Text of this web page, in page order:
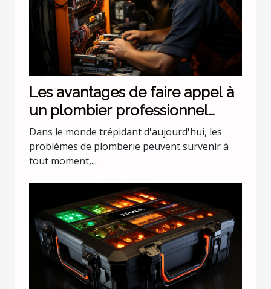
Les avantages de faire appel à
un plombier professionnel
pour les urgences nocturnes
Dans le monde trépidant d'aujourd'hui, les
problèmes de plomberie peuvent survenir à
tout moment,...